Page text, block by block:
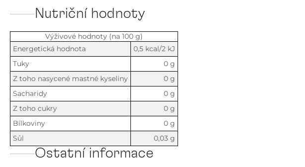
Nutriční hodnoty
Výživové hodnoty (na 100 g)
Energetická hodnota
0,5 kcal/2 kJ
Tuky
0 g
Z toho nasycené mastné kyseliny
0 g
Sacharidy
0 g
Z toho cukry
0 g
Bílkoviny
0 g
Sůl
0,03 g
Ostatní informace